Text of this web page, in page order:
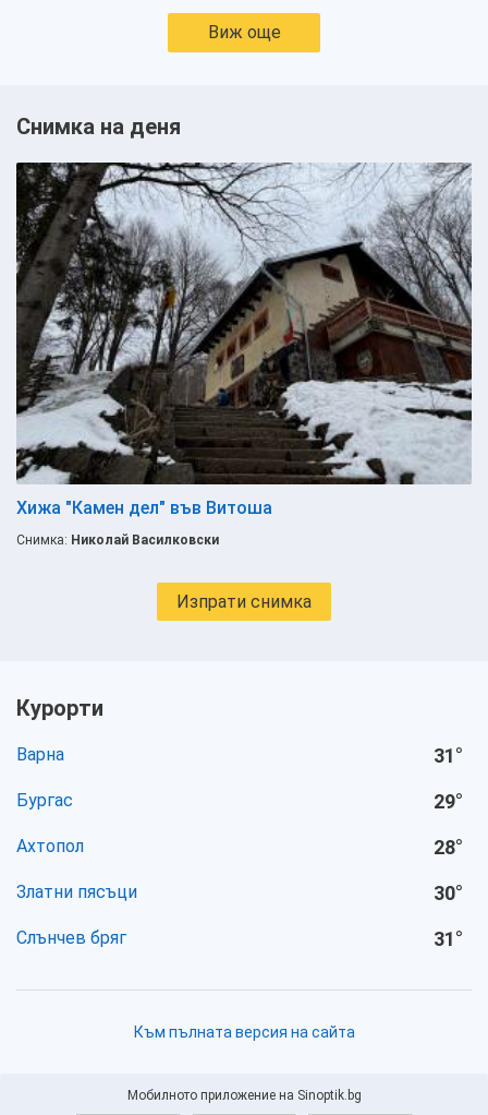
Виж още
Снимка на деня
Хижа "Камен дел" във Витоша
Снимка: Николай Василковски
Изпрати снимка
Курорти
Варна 31°
Бургас 29°
Ахтопол 28°
Златни пясъци 30°
Слънчев бряг 31°
Към пълната версия на сайта
Мобилното приложение на Sinoptik.bg